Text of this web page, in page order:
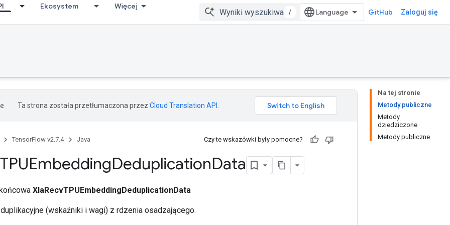
Ekosystem Więcej
/ GitHub Zaloguj się
Na tej stronie
Metody publiczne
Metody
dziedziczone
Metody publiczne
Ta strona została przetłumaczona przez Cloud Translation API
TensorFlow v2.7.4 Java Czy te wskazówki były pomocne?
TPUEmbeddingDeduplicationData
XlaRecvTPUEmbeddingDeduplicationData
(wskaźniki i wagi) z rdzenia osadzającego.